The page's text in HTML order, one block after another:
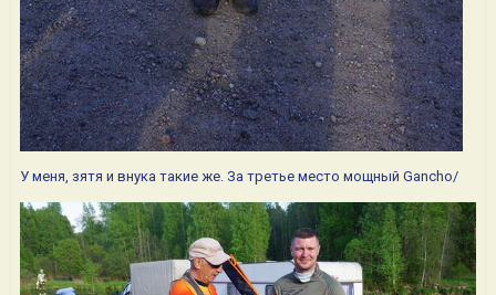
У меня, зятя и внука такие же. За третье место мощный Gancho/